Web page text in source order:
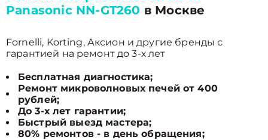
Panasonic NN-GT260 в Москве
Fornelli, Korting, Аксион и другие бренды с
гарантией на ремонт до 3-х лет
Бесплатная диагностика;
Ремонт микроволновых печей от 400
рублей;
До 3-х лет гарантии;
Быстрый выезд мастера;
80% ремонтов - в день обращения;